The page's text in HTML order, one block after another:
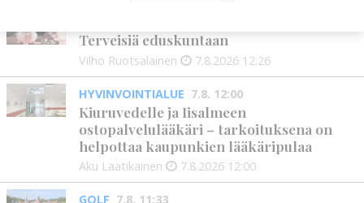
Terveisiä eduskuntaan
Vilho Ruotsalainen 7.8.2026 12:26
HYVINVOINTIALUE 7.8. 12:00
Kiuruvedelle ja Iisalmeen
ostopalvelulääkäri – tarkoituksena on
helpottaa kaupunkien lääkäripulaa
Aku Laatikainen 7.8.2026 12:00
GOLF 7.8. 11:33